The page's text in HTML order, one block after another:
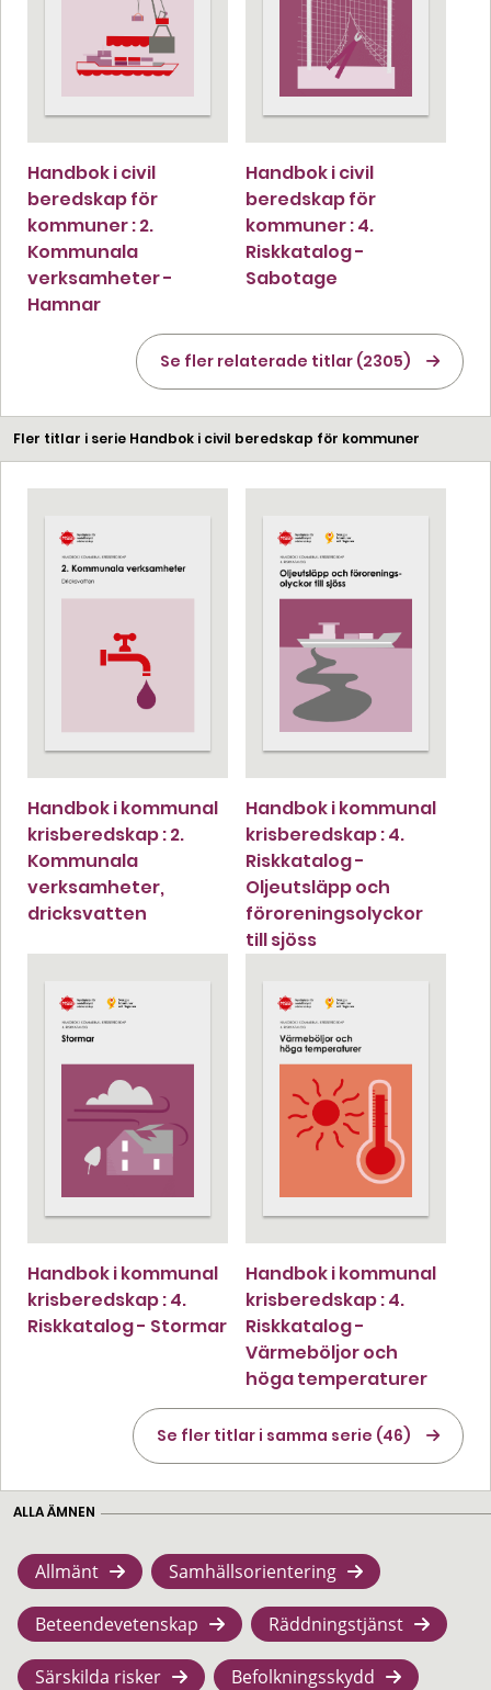
Handbok i civil
beredskap för
kommuner : 2.
Kommunala
verksamheter -
Hamnar
Handbok i civil
beredskap för
kommuner : 4.
Riskkatalog -
Sabotage
Se fler relaterade titlar (2305)
Fler titlar i serie Handbok i civil beredskap för kommuner
Handbok i kommunal
krisberedskap : 2.
Kommunala
verksamheter,
dricksvatten
Handbok i kommunal
krisberedskap : 4.
Riskkatalog -
Oljeutsläpp och
föroreningsolyckor
till sjöss
Handbok i kommunal
krisberedskap : 4.
Riskkatalog - Stormar
Handbok i kommunal
krisberedskap : 4.
Riskkatalog -
Värmeböljor och
höga temperaturer
Se fler titlar i samma serie (46)
ALLA ÄMNEN
Allmänt Samhällsorientering
Beteendevetenskap Räddningstjänst
Särskilda risker Befolkningsskydd